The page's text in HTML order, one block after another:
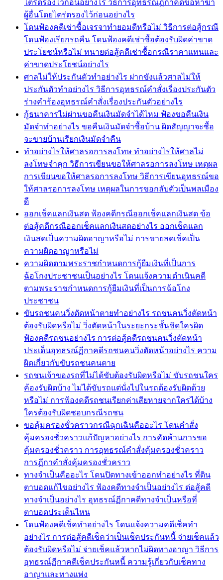
ไตร่ตรองไว้ก่อนอย่างไร วิธีการอุทธรณ์ฏีกาคดีข้อหาฆ่า
ผู้อื่นโดยไตร่ตรองไว้ก่อนอย่างไร
โดนฟ้องคดีเช่าซื้อเจรจาทำยอมดีหรือไม่ วิธีการต่อสู้กรณี
โดนฟ้องเรียกรถคืน โดนฟ้องคดีเช่าซื้อต้องรับผิดค่าขาด
ประโยชน์หรือไม่ ทนายต่อสู้คดีเช่าซื้อกรณีราคาแทนและ
ค่าขาดประโยชน์อย่างไร
ศาลไม่ให้ประกันตัวทำอย่างไร ฝากขังแล้วศาลไม่ให้
ประกันตัวทำอย่างไร วิธีการอุทธรณ์คำสั่งเรื่องประกันตัว
ร่างคำร้องอุทธรณ์คำสั่งเรื่องประกันตัวอย่างไร
กู้ธนาคารไม่ผ่านขอคืนเงินมัดจำได้ไหม ฟ้องขอคืนเงิน
มัดจำทำอย่างไร ขอคืนเงินมัดจำซื้อบ้าน ผิดสัญญาจะซื้อ
จะขายบ้านเรียกเงินมัดจำคืน
ทำอย่างไรให้ศาลรอการลงโทษ ทำอย่างไรให้ศาลไม่
ลงโทษจำคุก วิธีการเขียนขอให้ศาลรอการลงโทษ เหตุผล
การเขียนขอให้ศาลรอการลงโทษ วิธีการเขียนอุทธรณ์ขอ
ให้ศาลรอการลงโทษ เหตุผลในการขอกลับตัวเป็นพลเมือง
ดี
ออกเช็คแลกเงินสด ฟ้องคดีกรณีออกเช็คแลกเงินสด ข้อ
ต่อสู้คดีกรณีออกเช็คแลกเงินสดอย่างไร ออกเช็คแลก
เงินสดเป็นความผิดอาญาหรือไม่ การขายลดเช็คเป็น
ความผิดอาญาหรือไม่
ความผิดตามพระราชกำหนดการกู้ยืมเงินที่เป็นการ
ฉ้อโกงประชาชนเป็นอย่างไร โดนแจ้งความดำเนินคดี
ตามพระราชกำหนดการกู้ยืมเงินที่เป็นการฉ้อโกง
ประชาชน
ขับรถชนคนวิ่งตัดหน้าตายทำอย่างไร รถชนคนวิ่งตัดหน้า
ต้องรับผิดหรือไม่ วิ่งตัดหน้าในระยะกระชั้นชิดใครผิด
ฟ้องคดีรถชนอย่างไร การต่อสู้คดีรถชนคนวิ่งตัดหน้า
ประเด็นอุทธรณ์ฏีกาคดีรถชนคนวิ่งตัดหน้าอย่างไร ความ
ผิดเกี่ยวกับขับรถชนคนตาย
รถชนเจ้าของรถที่ไม่ได้ขับต้องรับผิดหรือไม่ ขับรถชนใคร
ค้องรับผิดบ้าง ไม่ได้ขับรถแต่นั่งไปในรถต้องรับผิดด้วย
หรือไม่ การฟ้องคดีรถชนเรียกค่าเสียหายจากใครได้บ้าง
ใครต้องรับผิดชอบกรณีรถชน
ขอคุ้มครองชั่วคราวกรณีฉุกเฉินคืออะไร โดนคำสั่ง
คุ้มครองชั่วคราวแก้ปัญหาอย่างไร การคัดค้านการขอ
คุ้มครองชั่วคราว การอุทธรณ์คำสั่งคุ้มครองชั่วคราว
การฏีกาคำสั่งคุ้มครองชั่วคราว
ทางจำเป็นคืออะไร โดนปิดทางเข้าออกทำอย่างไร ที่ดิน
ตาบอดแก้ไขอย่างไร ฟ้องคดีทางจำเป็นอย่างไร ต่อสู้คดี
ทางจำเป็นอย่างไร อุทธรณ์ฏีกาคดีทางจำเป็นหรือที่
ตาบอดประเด็นไหน
โดนฟ้องคดีเช็คทำอย่างไร โดนแจ้งความคดีเช็คทำ
อย่างไร การต่อสู้คดีเช็คว่าเป็นเช็คประกันหนี้ จ่ายเช็คแล้ว
ต้องรับผิดหรือไม่ จ่ายเช็คแล้วหากไม่ผิดทางอาญา วิธีการ
อุทธรณ์ฏีกาคดีเช็คประกันหนี้ ความรู้เกี่ยวกับเช็คทาง
อาญาและทางแพ่ง